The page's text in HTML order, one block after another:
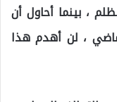
ماض مظلم ، بينما أحاول أن
، لن أهدم هذا